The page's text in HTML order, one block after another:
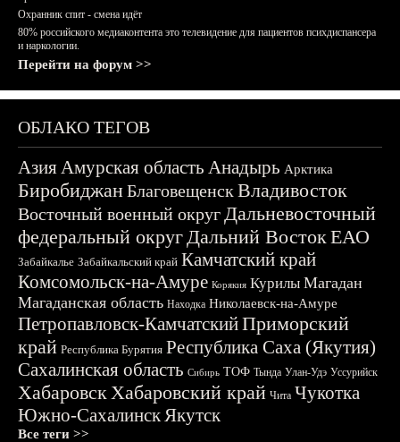
Охранник спит - смена идёт
80% российского медиаконтента это телевидение для пациентов психдиспансера
и наркологии.
Перейти на форум >>
ОБЛАКО ТЕГОВ
АзияАмурская область Анадырь Арктика
БиробиджанБлаговещенскВладивосток
Восточный военный округДальневосточный
федеральный округДальний ВостокЕАО
Забайкалье Забайкальский край Камчатский край
Комсомольск-на-Амуре Корякия Курилы Магадан
Магаданская область Находка Николаевск-на-Амуре
Петропавловск-КамчатскийПриморский
край Республика Бурятия Республика Саха (Якутия)
Сахалинская область Сибирь ТОФ Тында Улан-Удэ Уссурийск
ХабаровскХабаровский край Чита Чукотка
Южно-СахалинскЯкутск
Все теги >>